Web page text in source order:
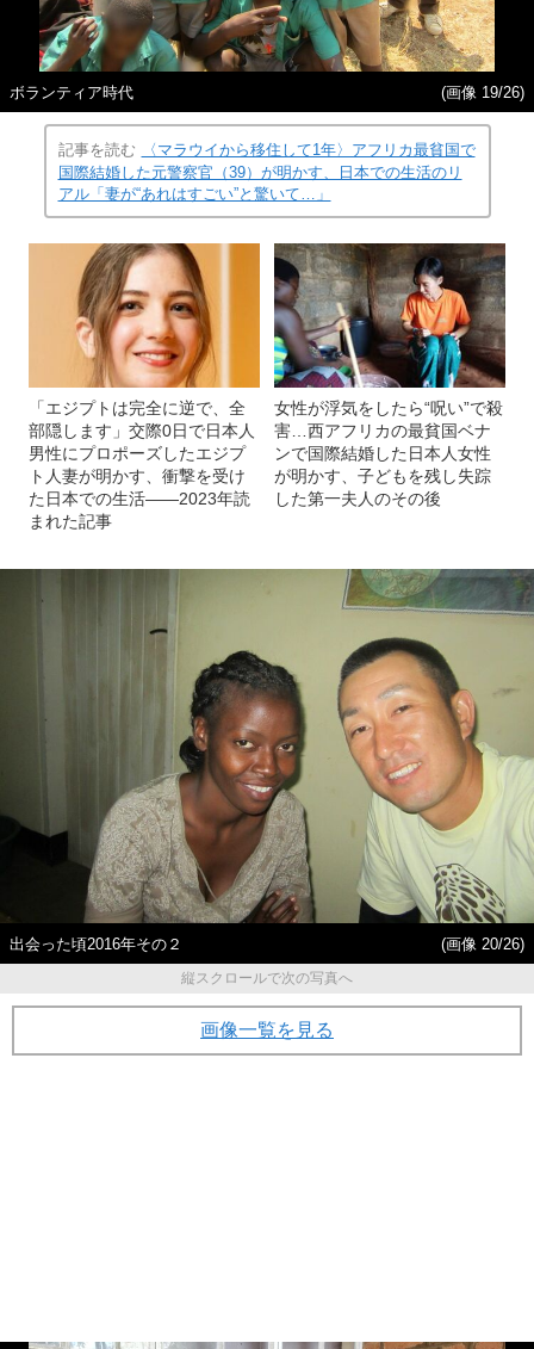
ボランティア時代 (画像 19/26)
記事を読む
〈マラウイから移住して1年〉アフリカ最貧国で
国際結婚した元警察官（39）が明かす、日本での生活のリ
アル「妻が“あれはすごい”と驚いて…」
「エジプトは完全に逆で、全
部隠します」交際0日で日本人
男性にプロポーズしたエジプ
ト人妻が明かす、衝撃を受け
た日本での生活――2023年読
まれた記事
女性が浮気をしたら“呪い”で殺
害…西アフリカの最貧国ベナ
ンで国際結婚した日本人女性
が明かす、子どもを残し失踪
した第一夫人のその後
出会った頃2016年その２
(画像 20/26)
縦スクロールで次の写真へ
画像一覧を見る